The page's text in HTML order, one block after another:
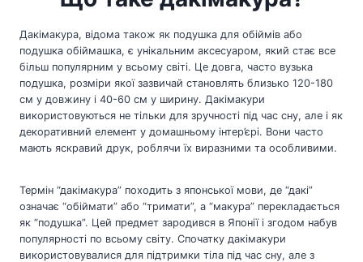
Дакімакура, відома також як подушка для обіймів або
подушка обіймашка, є унікальним аксесуаром, який стає все
більш популярним у всьому світі. Це довга, часто вузька
подушка, розміри якої зазвичай становлять близько 120-180
см у довжину і 40-60 см у ширину. Дакімакури
використовуються не тільки для зручності під час сну, але і як
декоративний елемент у домашньому інтер’єрі. Вони часто
мають яскравий друк, роблячи їх виразними та особливими.
Термін “дакімакура” походить з японської мови, де “дакі”
означає “обіймати” або “тримати”, а “макура” перекладається
як “подушка”. Цей предмет зародився в Японії і згодом набув
популярності по всьому світу. Спочатку дакімакури
використовувалися для підтримки тіла під час сну, але з